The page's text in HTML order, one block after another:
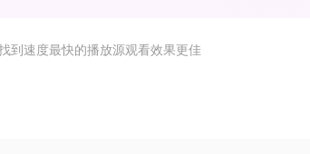
到速度最快的播放源观看效果更佳